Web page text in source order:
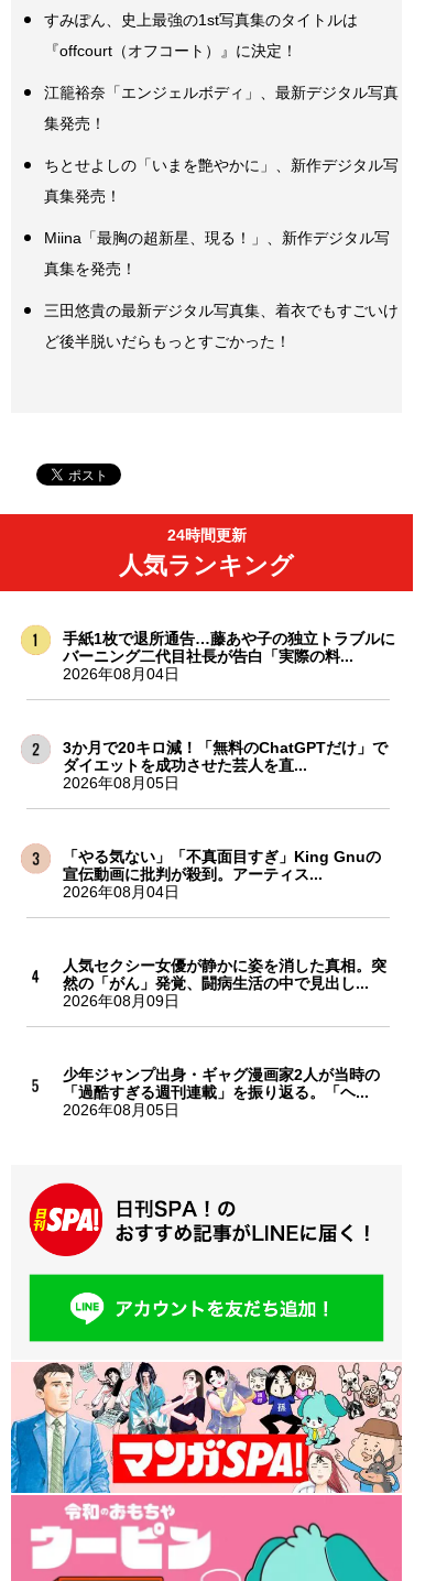
すみぽん、史上最強の1st写真集のタイトルは
『offcourt（オフコート）』に決定！
江籠裕奈「エンジェルボディ」、最新デジタル写真
集発売！
ちとせよしの「いまを艶やかに」、新作デジタル写
真集発売！
Miina「最胸の超新星、現る！」、新作デジタル写
真集を発売！
三田悠貴の最新デジタル写真集、着衣でもすごいけ
ど後半脱いだらもっとすごかった！
24時間更新
人気ランキング
手紙1枚で退所通告…藤あや子の独立トラブルに
バーニング二代目社長が告白「実際の料...
2026年08月04日
3か月で20キロ減！「無料のChatGPTだけ」で
ダイエットを成功させた芸人を直...
2026年08月05日
「やる気ない」「不真面目すぎ」King Gnuの
宣伝動画に批判が殺到。アーティス...
2026年08月04日
人気セクシー女優が静かに姿を消した真相。突
然の「がん」発覚、闘病生活の中で見出し...
2026年08月09日
少年ジャンプ出身・ギャグ漫画家2人が当時の
「過酷すぎる週刊連載」を振り返る。「ヘ...
2026年08月05日